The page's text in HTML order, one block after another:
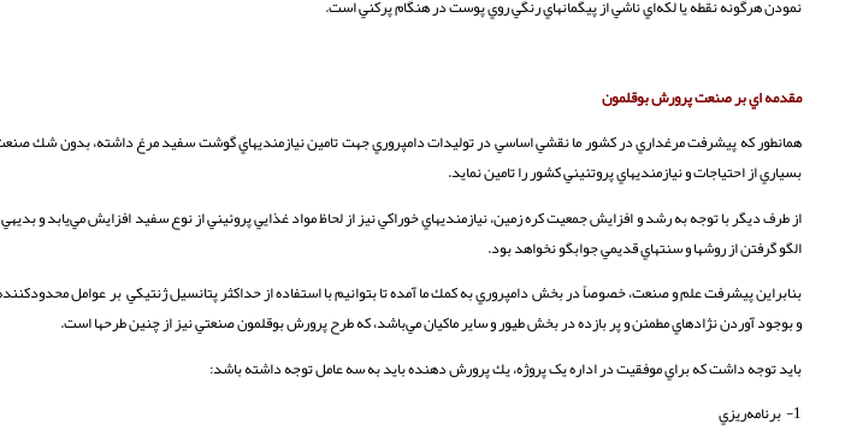
نمودن هرگونه نقطه يا لكه‌اي ناشي از پيگمانهاي رنگي روي پوست در هنگام پركني است.
مقدمه اي بر صنعت پرورش بوقلمون
همانطور كه پيشرفت مرغداري در كشور ما نقشي اساسي در توليدات دامپروري جهت تامين نيازمنديهاي گوشت سفيد مرغ داشته، بدون شك
بسياري از احتياجات و نيازمنديهاي پروتئيني كشور را تامين نمايد.
از طرف ديگر با توجه به رشد و افزايش جمعيت كره زمين، نيازمنديهاي خوراكي نيز از لحاظ مواد غذايي پروئيني از نوع سفيد افزايش مي‌يابد و
الگو گرفتن از روشها و سنتهاي قديمي جوابگو نخواهد بود.
بنابراين پيشرفت علم و صنعت، خصوصاً در بخش دامپروري به كمك ما آمده تا بتوانيم با استفاده از حداكثر پتانسيل ژنتيكي بر عوامل محدودكننده
و بوجود آوردن نژادهاي مطمئن و پر بازده در بخش طيور و ساير ماكيان مي‌باشد، كه طرح پرورش بوقلمون صنعتي نيز از چنين طرحها است.
بايد توجه داشت كه براي موفقيت در اداره يک پروژه، يك پرورش دهنده بايد به سه عامل توجه داشته باشد:
1- برنامه‌ريزي